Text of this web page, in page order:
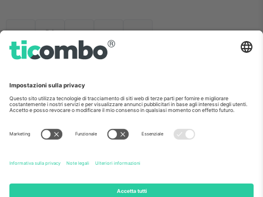
Ticombo Italia
Mimi Balkanska 132, 1540, Sofia,
base alla località, all'evento e/o al dominio. Per i dettagli controlla la
pagina specifica dell'evento, l'impronta e i termini.,